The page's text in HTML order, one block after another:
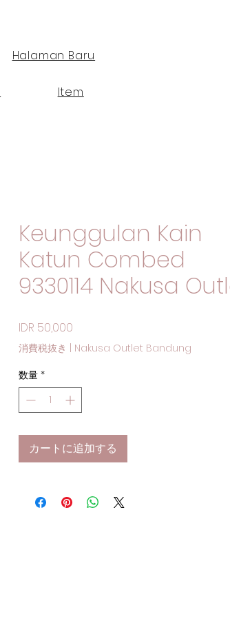
Halaman Baru
Item
Keunggulan Kain
Katun Combed
9330114 Nakusa
IDR 50,000
消費税抜き
Nakusa Outlet Bandung
数量 *
カートに追加する